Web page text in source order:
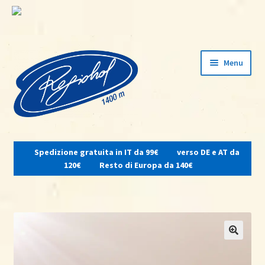
alla
navigazione
contenuto
Menu
il
menu
child
Spedizione gratuita in IT da 99€
verso DE e AT da
120€
Resto di Europa da 140€